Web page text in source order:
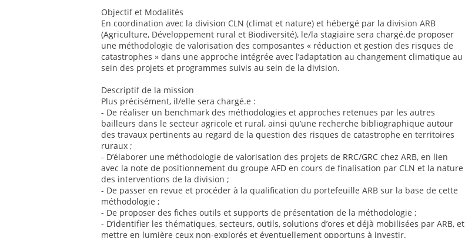
Objectif et Modalités
En coordination avec la division CLN (climat et nature) et hébergé par la division ARB
(Agriculture, Développement rural et Biodiversité), le/la stagiaire sera chargé.de proposer
une méthodologie de valorisation des composantes « réduction et gestion des risques de
catastrophes » dans une approche intégrée avec l’adaptation au changement climatique au
sein des projets et programmes suivis au sein de la division.
Descriptif de la mission
Plus précisément, il/elle sera chargé.e :
- De réaliser un benchmark des méthodologies et approches retenues par les autres
bailleurs dans le secteur agricole et rural, ainsi qu’une recherche bibliographique autour
des travaux pertinents au regard de la question des risques de catastrophe en territoires
ruraux ;
- D’élaborer une méthodologie de valorisation des projets de RRC/GRC chez ARB, en lien
avec la note de positionnement du groupe AFD en cours de finalisation par CLN et la nature
des interventions de la division ;
- De passer en revue et procéder à la qualification du portefeuille ARB sur la base de cette
méthodologie ;
- De proposer des fiches outils et supports de présentation de la méthodologie ;
- D’identifier les thématiques, secteurs, outils, solutions d’ores et déjà mobilisées par ARB, et
mettre en lumière ceux non-explorés et éventuellement opportuns à investir.